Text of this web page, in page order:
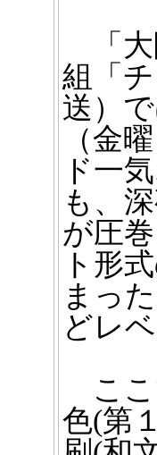
「大
組「
送）
（金
ド一
も、
が圧
ト形
まっ
どレ
ここ
色(第